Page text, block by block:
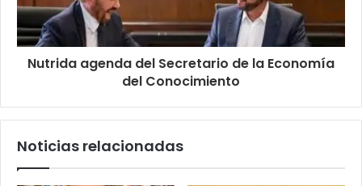
Nutrida agenda del Secretario de la Economía
del Conocimiento
Noticias relacionadas